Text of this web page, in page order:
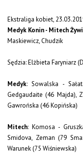
Ekstraliga kobiet,
Medyk Konin - Mitech
Maskiewicz, Chudzik
Sędzia: Elżbieta Faryniarz
Medyk: Sowalska -
Gedgaudaite (46 Majda),
Gawrońska (46 Kopińska)
Mitech: Komosa -
Smidova, Zeman (79
Warunek (75 Wiśniewska)